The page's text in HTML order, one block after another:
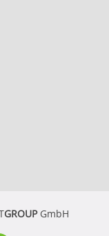
GROUPGmbH